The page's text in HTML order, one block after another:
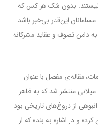
نیستند. بدون شک هر کس که
این‌قدر بی‌خبر باشد
به دامن تصوف و عقاید مشرکانه
مقاله‌ای مفصل با عنوان
منتشر شد که به ظاهر
از دروغ‌های تاریخی بود
و در اشاره به بنده که از